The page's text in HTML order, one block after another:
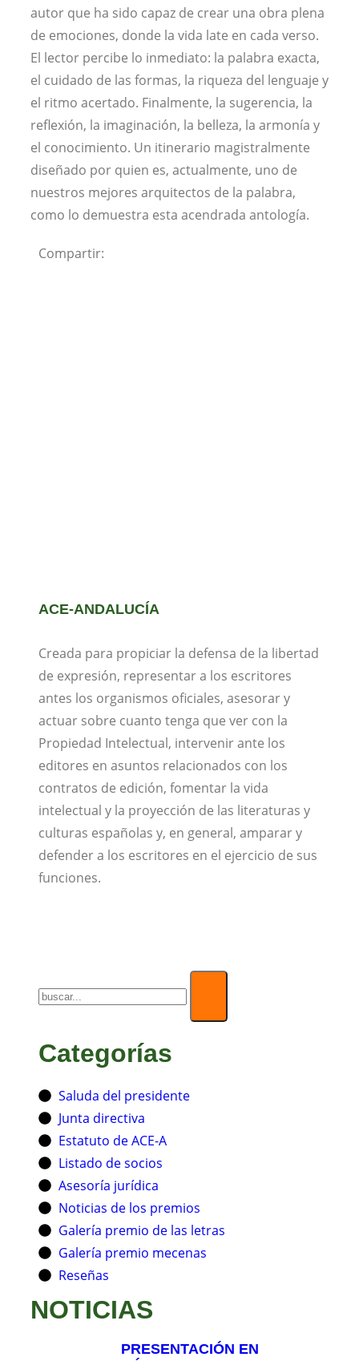
autor que ha sido capaz de crear una obra plena
de emociones, donde la vida late en cada verso.
El lector percibe lo inmediato: la palabra exacta,
el cuidado de las formas, la riqueza del lenguaje y
el ritmo acertado. Finalmente, la sugerencia, la
reflexión, la imaginación, la belleza, la armonía y
el conocimiento. Un itinerario magistralmente
diseñado por quien es, actualmente, uno de
nuestros mejores arquitectos de la palabra,
como lo demuestra esta acendrada antología.
Compartir:
ACE-ANDALUCÍA
Creada para propiciar la defensa de la libertad
de expresión, representar a los escritores
antes los organismos oficiales, asesorar y
actuar sobre cuanto tenga que ver con la
Propiedad Intelectual, intervenir ante los
editores en asuntos relacionados con los
contratos de edición, fomentar la vida
intelectual y la proyección de las literaturas y
culturas españolas y, en general, amparar y
defender a los escritores en el ejercicio de sus
funciones.
Categorías
Saluda del presidente
Junta directiva
Estatuto de ACE-A
Listado de socios
Asesoría jurídica
Noticias de los premios
Galería premio de las letras
Galería premio mecenas
Reseñas
NOTICIAS
PRESENTACIÓN EN